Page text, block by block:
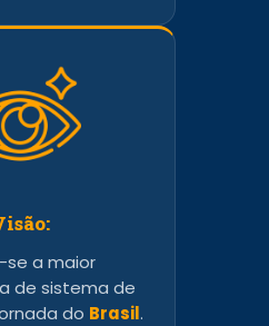
se a maior
de sistema de
do Brasil.